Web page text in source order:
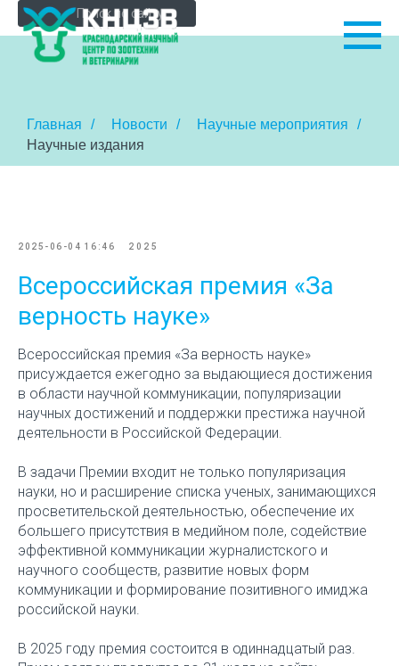
Главная / Новости / Научные мероприятия
/
Научные издания
2025-06-04 16:46 2025
Всероссийская премия «За
верность науке»
Всероссийская премия «За верность науке»
присуждается ежегодно за выдающиеся достижения
в области научной коммуникации, популяризации
научных достижений и поддержки престижа научной
деятельности в Российской Федерации.
В задачи Премии входит не только популяризация
науки, но и расширение списка ученых, занимающихся
просветительской деятельностью, обеспечение их
большего присутствия в медийном поле, содействие
эффективной коммуникации журналистского и
научного сообществ, развитие новых форм
коммуникации и формирование позитивного имиджа
российской науки.
В 2025 году премия состоится в одиннадцатый раз.